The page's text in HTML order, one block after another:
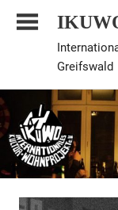
Inhalt
Greifswald